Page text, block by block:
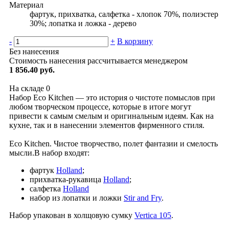
Материал
фартук, прихватка, салфетка - хлопок 70%, полиэстер
30%; лопатка и ложка - дерево
- + В корзину
Без нанесения
Стоимость нанесения рассчитывается менеджером
1 856.40 руб.
На складе 0
Набор Eco Kitchen — это история о чистоте помыслов при
любом творческом процессе, которые в итоге могут
привести к самым смелым и оригинальным идеям. Как на
кухне, так и в нанесении элементов фирменного стиля.
Eco Kitchen. Чистое творчество, полет фантазии и смелость
мысли.В набор входят:
фартук Holland;
прихватка-рукавица Holland;
салфетка Holland
набор из лопатки и ложки Stir and Fry.
Набор упакован в холщовую сумку Vertica 105.